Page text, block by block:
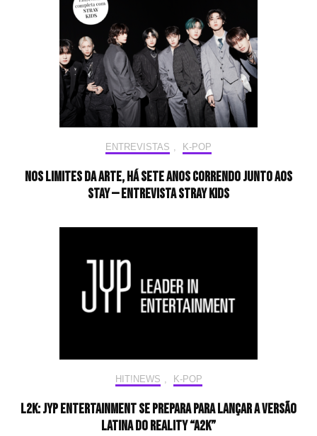
ENTREVISTAS , K-POP
Nos limites da arte, há sete anos correndo junto aos
STAY — Entrevista Stray Kids
HIT!NEWS , K-POP
L2K: JYP Entertainment se prepara para lançar a versão
latina do reality “A2K”